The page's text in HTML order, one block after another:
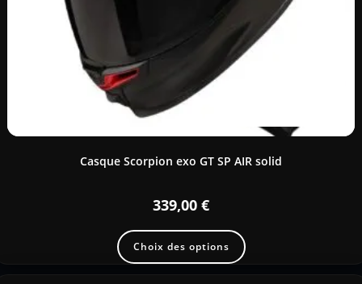
Casque Scorpion exo GT SP AIR solid
339,00 €
Choix des options